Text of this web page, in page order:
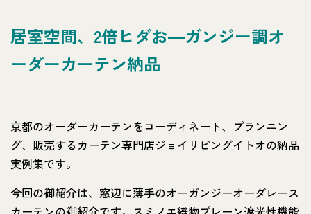
居室空間、2倍ヒダお―ガンジー調オ
ーダーカーテン納品
京都のオーダーカーテンをコーディネート、プランニン
グ、販売するカーテン専門店ジョイリビングイトオの納品
実例集です。
今回の御紹介は、窓辺に薄手のオーガンジーオーダレース